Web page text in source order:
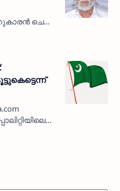
ചെങ്കള